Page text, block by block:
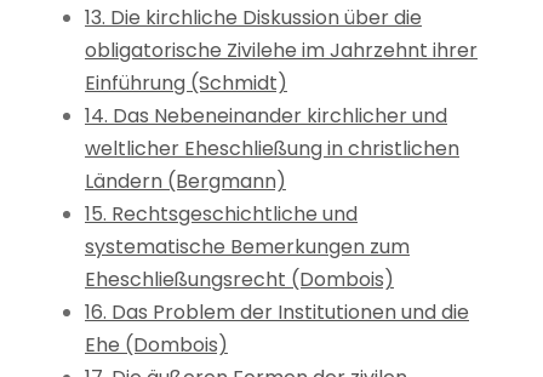
13. Die kirchliche Diskussion über die
obligatorische Zivilehe im Jahrzehnt ihrer
Einführung (Schmidt)
14. Das Nebeneinander kirchlicher und
weltlicher Eheschließung in christlichen
Ländern (Bergmann)
15. Rechtsgeschichtliche und
systematische Bemerkungen zum
Eheschließungsrecht (Dombois)
16. Das Problem der Institutionen und die
Ehe (Dombois)